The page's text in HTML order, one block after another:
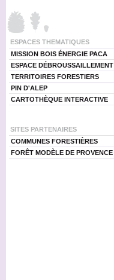
ESPACES THEMATIQUES
MISSION BOIS ÉNERGIE PACA
ESPACE DÉBROUSSAILLEMENT
TERRITOIRES FORESTIERS
PIN D'ALEP
CARTOTHÈQUE INTERACTIVE
SITES PARTENAIRES
COMMUNES FORESTIÈRES
FORÊT MODÈLE DE PROVENCE